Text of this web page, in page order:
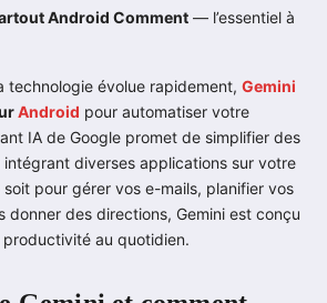
Android Comment — l’essentiel à
technologie évolue rapidement, Gemini
Android pour automatiser votre
IA de Google promet de simplifier des
diverses applications sur votre
pour gérer vos e-mails, planifier vos
donner des directions, Gemini est conçu
au quotidien.